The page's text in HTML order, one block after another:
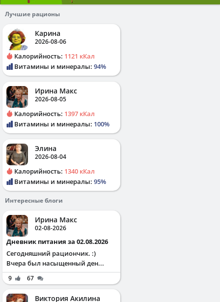
Лучшие рационы
Карина
2026-08-06
Калорийность: 1121 кКал
Витамины и минералы: 94%
Ирина Макс
2026-08-05
Калорийность: 1397 кКал
Витамины и минералы: 100%
Элина
2026-08-04
Калорийность: 1340 кКал
Витамины и минералы: 95%
Интересные блоги
Ирина Макс
02-08-2026
Дневник питания за 02.08.2026
Сегодняшний рациончик. :)
Вчера был насыщенный ден...
9 67
Виктория Акилина